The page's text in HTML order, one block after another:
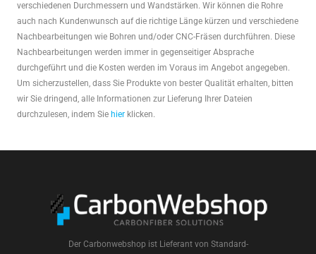
verschiedenen Durchmessern und Wandstärken. Wir können die Rohre
auch nach Kundenwunsch auf die richtige Länge kürzen und verschiedene
Nachbearbeitungen wie Bohren und/oder CNC-Fräsen durchführen. Diese
Nachbearbeitungen werden immer in gegenseitiger Absprache
durchgeführt und die Kosten werden im Voraus im Angebot angegeben.
Um sicherzustellen, dass Sie Produkte von bester Qualität erhalten, bitten
wir Sie dringend, alle Informationen zur Lieferung Ihrer Dateien
durchzulesen, indem Sie hier klicken.
Der Carbonwebshop ist Lieferant von Standard-